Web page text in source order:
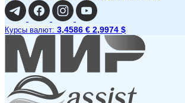
Курсы валют: 3,4586 € 2,9974 $